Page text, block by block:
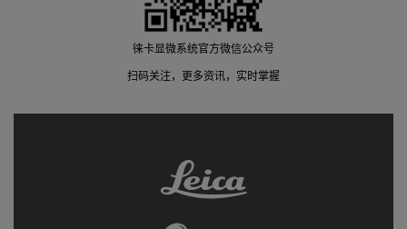
徕卡显微系统官方微信公众号
扫码关注，更多资讯，实时掌握
Leica
Link